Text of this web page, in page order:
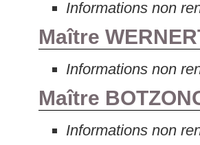
Informations non
Maître
Informations non
Maître
Informations non